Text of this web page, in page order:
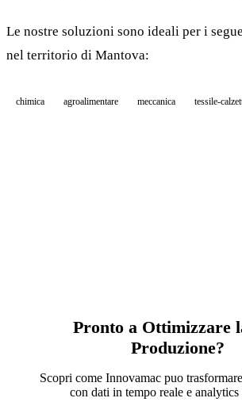
Le nostre soluzioni sono ideali per i
nel territorio di Mantova:
chimica agroalimentare meccanica tessile-
Pronto a Ottimizzare
Produzione?
Scopri come Innovamac puo
con dati in tempo reale e analytics